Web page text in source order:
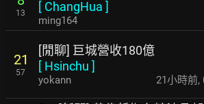
13
[ ChangHua ]
ming164
21
57
[閒聊] 巨城營收180億
[ Hsinchu ]
yokann 21小時前,